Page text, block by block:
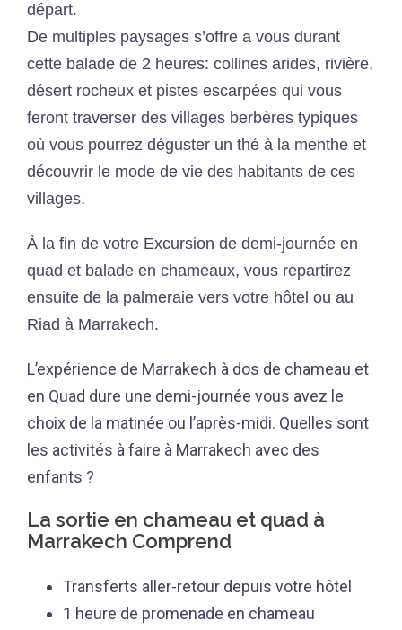
départ.
De multiples paysages s’offre a vous durant
cette balade de 2 heures: collines arides, rivière,
désert rocheux et pistes escarpées qui vous
feront traverser des villages berbères typiques
où vous pourrez déguster un thé à la menthe et
découvrir le mode de vie des habitants de ces
villages.
À la fin de votre Excursion de demi-journée en
quad et balade en chameaux, vous repartirez
ensuite de la palmeraie vers votre hôtel ou au
Riad à Marrakech.
L’expérience de Marrakech à dos de chameau et
en Quad dure une demi-journée vous avez le
choix de la matinée ou l’après-midi. Quelles sont
les activités à faire à Marrakech avec des
enfants ?
La sortie en chameau et quad à
Marrakech Comprend
Transferts aller-retour depuis votre hôtel
1 heure de promenade en chameau